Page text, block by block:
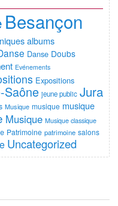
Besançon
albums
Danse Doubs
Evénements
Expositions
Saône jeune public Jura
Musique musique musique
Musique Musique classique
Patrimoine patrimoine salons
Uncategorized